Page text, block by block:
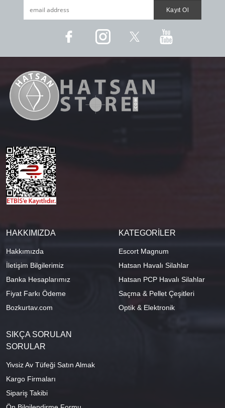
HAKKIMIZDA
Hakkımızda
İletişim Bilgilerimiz
Banka Hesaplarımız
Fiyat Farkı Ödeme
Bozkurtav.com
KATEGORİLER
Escort Magnum
Hatsan Havalı Silahlar
Hatsan PCP Havalı Silahlar
Saçma & Pellet Çeşitleri
Optik & Elektronik
SIKÇA SORULAN
SORULAR
Yivsiz Av Tüfeği Satın Almak
Kargo Firmaları
Sipariş Takibi